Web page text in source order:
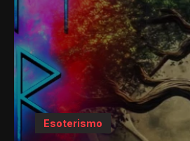
Esoterismo